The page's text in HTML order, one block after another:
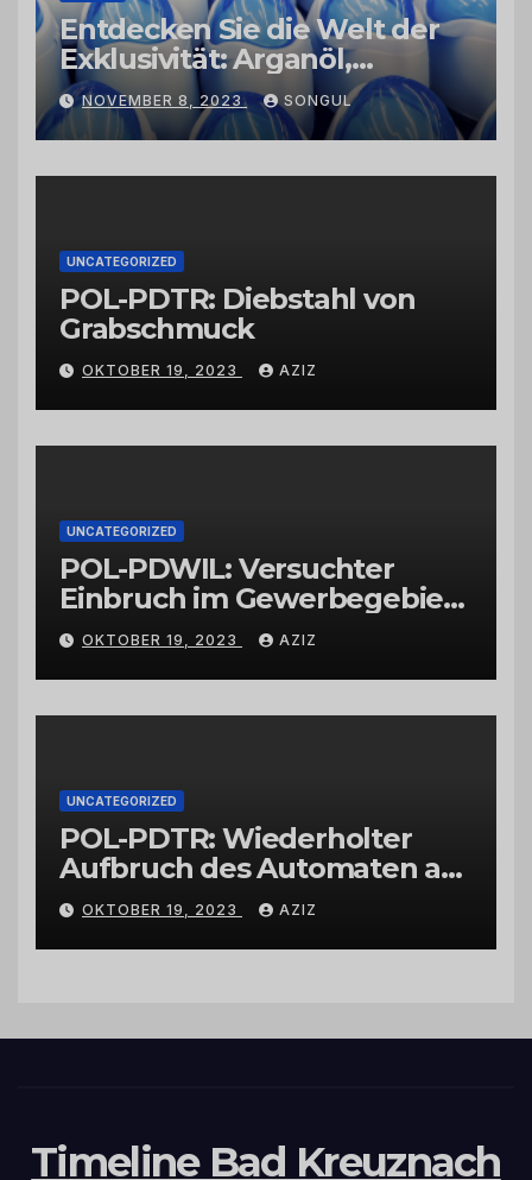
Entdecken Sie die Welt der
Exklusivität: Arganöl,
Kaktusfeigenkernöl und
Schwarzkümmelöl von
vertrauenswürdigen
Großhändlern und Anbietern
NOVEMBER 8, 2023 SONGUL
UNCATEGORIZED
POL-PDTR: Diebstahl von
Grabschmuck
OKTOBER 19, 2023 AZIZ
UNCATEGORIZED
POL-PDWIL: Versuchter
Einbruch im Gewerbegebiet
Wittlich
OKTOBER 19, 2023 AZIZ
UNCATEGORIZED
POL-PDTR: Wiederholter
Aufbruch des Automaten am
Wohnmobilstellplatz in
Hermeskeil am Labachweg
OKTOBER 19, 2023 AZIZ
Timeline Bad Kreuznach